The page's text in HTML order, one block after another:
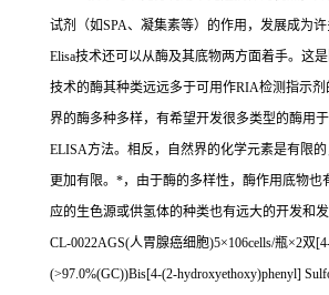
试剂（如SPA、凝集素等）的作用，发展成为
Elisa技术还可以从酶及其底物两方面着手。这是
技术的酶其种类远远多于可用作RIA检测指示
界的酶多种多样，有希望开发很多类型的酶用于
ELISA方法。相反，自然界的化学元素是有限
更加有限。 *，由于酶的多样性，酶作用底物也
应的生色源或供氢体的种类也有远大的开发和发
CL-0022AGS(人胃腺癌细胞)5×106cells/瓶×2双
(>97.0%(GC))Bis[4-(2-hydroxyethoxy)phenyl]